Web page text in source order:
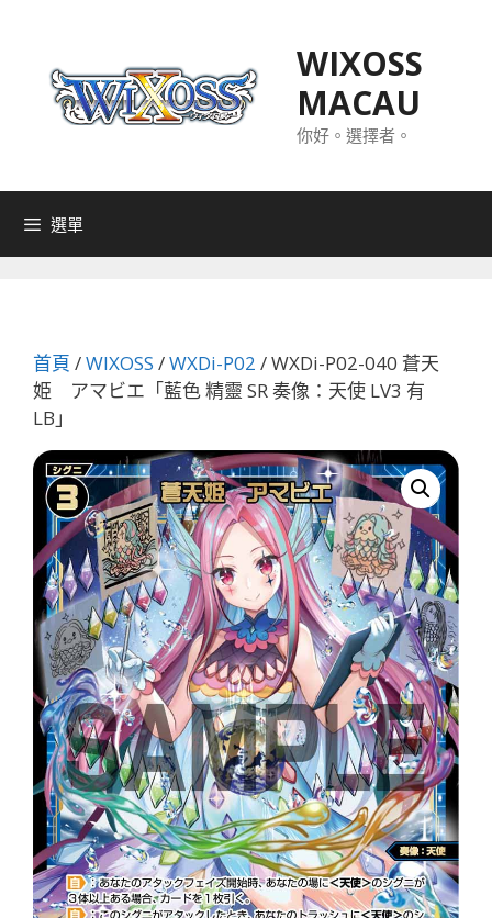
WIXOSS
MACAU
你好。選擇者。
選單
首頁 /WIXOSS /WXDi-P02 / WXDi-P02-040 蒼天
姫 アマビエ「藍色 精靈 SR 奏像：天使 LV3 有
LB」